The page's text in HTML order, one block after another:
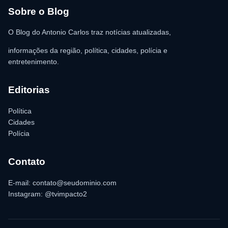
para as providências legais.
Sobre o Blog
O Blog do Antonio Carlos traz notícias atualizadas,
informações da região, política, cidades, polícia e
entretenimento.
Editorias
Política
Cidades
Polícia
Contato
E-mail: contato@seudominio.com
Instagram: @tvimpacto2